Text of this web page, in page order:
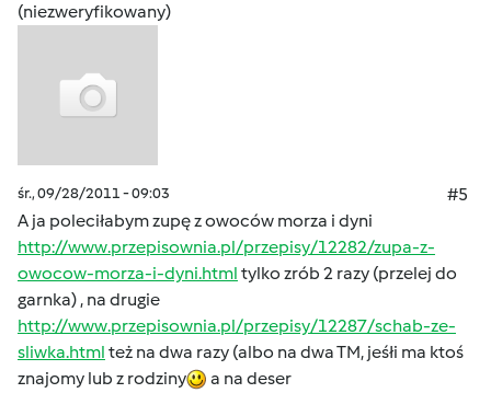
(niezweryfikowany)
śr., 09/28/2011 - 09:03
#5
A ja poleciłabym zupę z owoców morza i dyni
http://www.przepisownia.pl/przepisy/12282/zupa-z-
owocow-morza-i-dyni.html tylko zrób 2 razy (przelej do
garnka) , na drugie
http://www.przepisownia.pl/przepisy/12287/schab-ze-
sliwka.html też na dwa razy (albo na dwa TM, jeśłi ma ktoś
znajomy lub z rodziny
a na deser